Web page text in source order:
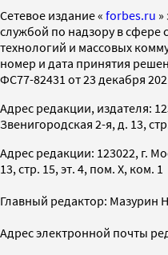
Cетевое издание « forbes.ru
службой по надзору в
технологий и массовых
номер и дата принятия
ФС77-82431 от 23 декабря
Адрес редакции, издателя:
Звенигородская 2-я, д. 13,
Адрес редакции: 123022, г.
13, стр. 15, эт. 4, пом. X, ком. 1
Главный редактор: Мазурин
Адрес электронной почты